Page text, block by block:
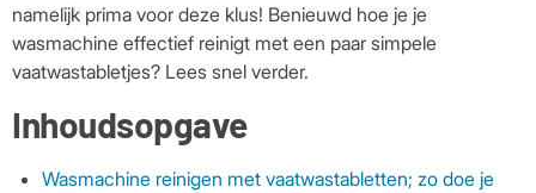
namelijk prima voor deze klus! Benieuwd hoe je je
wasmachine effectief reinigt met een paar simpele
vaatwastabletjes? Lees snel verder.
Inhoudsopgave
Wasmachine reinigen met vaatwastabletten; zo doe je